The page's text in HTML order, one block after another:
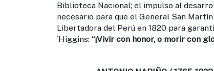
Biblioteca Nacional; el impulso al
necesario para que el General San
Libertadora del Perú en 1820 para
´Higgins: “¡Vivir con honor, o morir con